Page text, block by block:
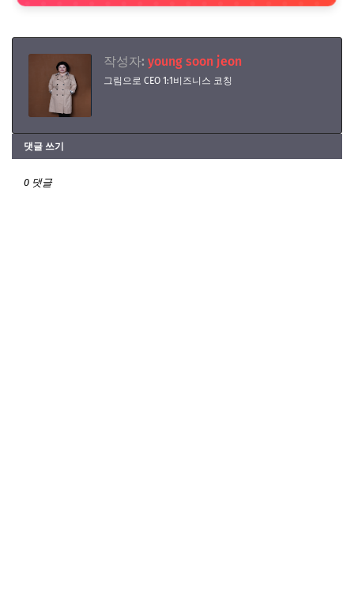
작성자: young soon jeon
그림으로 CEO 1:1비즈니스 코칭
댓글 쓰기
0 댓글